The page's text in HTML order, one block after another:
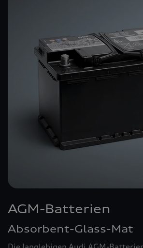
AGM-Batterien
Absorbent-Glass-Mat